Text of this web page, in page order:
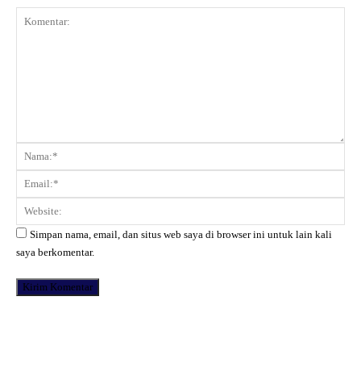
Komentar:
Simpan nama, email, dan situs web saya di browser ini untuk lain kali
saya berkomentar.